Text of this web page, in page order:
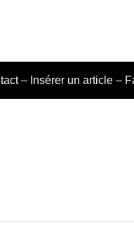
– Insérer un article –